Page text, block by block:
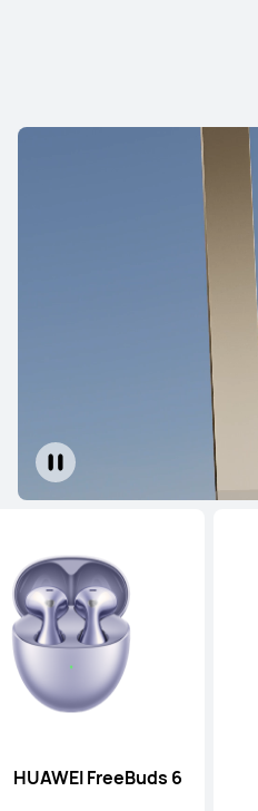
HUAWEI FreeBuds 6